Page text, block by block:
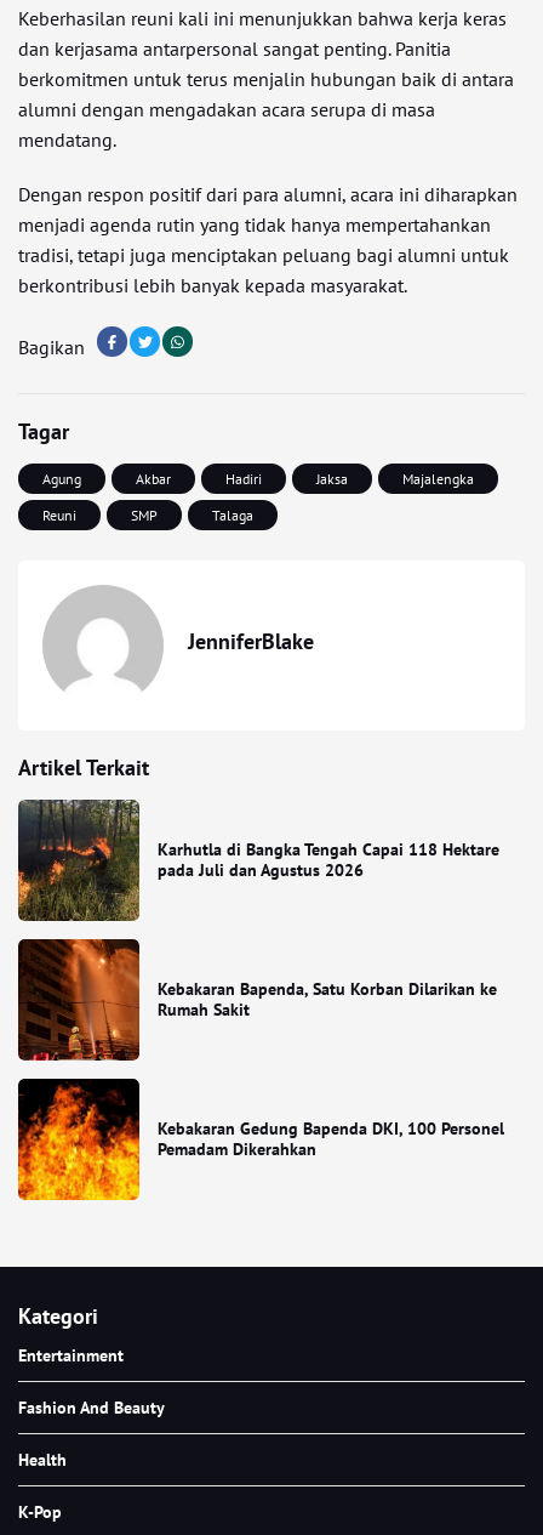
Keberhasilan reuni kali ini menunjukkan bahwa kerja keras
dan kerjasama antarpersonal sangat penting. Panitia
berkomitmen untuk terus menjalin hubungan baik di antara
alumni dengan mengadakan acara serupa di masa
mendatang.
Dengan respon positif dari para alumni, acara ini diharapkan
menjadi agenda rutin yang tidak hanya mempertahankan
tradisi, tetapi juga menciptakan peluang bagi alumni untuk
berkontribusi lebih banyak kepada masyarakat.
Bagikan
Tagar
Agung Akbar Hadiri Jaksa
Majalengka
Reuni
SMP Talaga
JenniferBlake
Artikel Terkait
Karhutla di Bangka Tengah Capai 118 Hektare
pada Juli dan Agustus 2026
Kebakaran Bapenda, Satu Korban Dilarikan ke
Rumah Sakit
Kebakaran Gedung Bapenda DKI, 100 Personel
Pemadam Dikerahkan
Kategori
Entertainment
Fashion And Beauty
Health
K-Pop